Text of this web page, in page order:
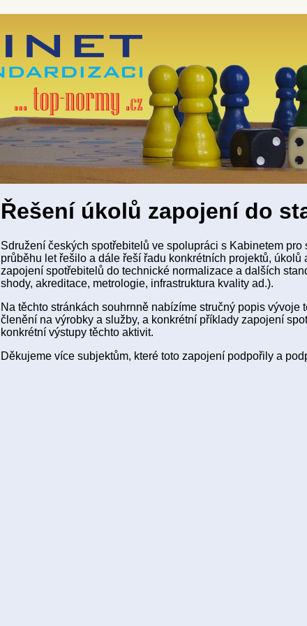
Řešení úkolů zapojení do
Sdružení českých spotřebitelů ve spolupráci s Kabinetem
průběhu let řešilo a dále řeší řadu konkrétních projektů,
zapojení spotřebitelů do technické normalizace a dalších
shody, akreditace, metrologie, infrastruktura kvality ad.).
Na těchto stránkách souhrnně nabízíme stručný popis
členění na výrobky a služby, a konkrétní příklady zapojení
konkrétní výstupy těchto aktivit.
Děkujeme více subjektům, které toto zapojení podpořily a